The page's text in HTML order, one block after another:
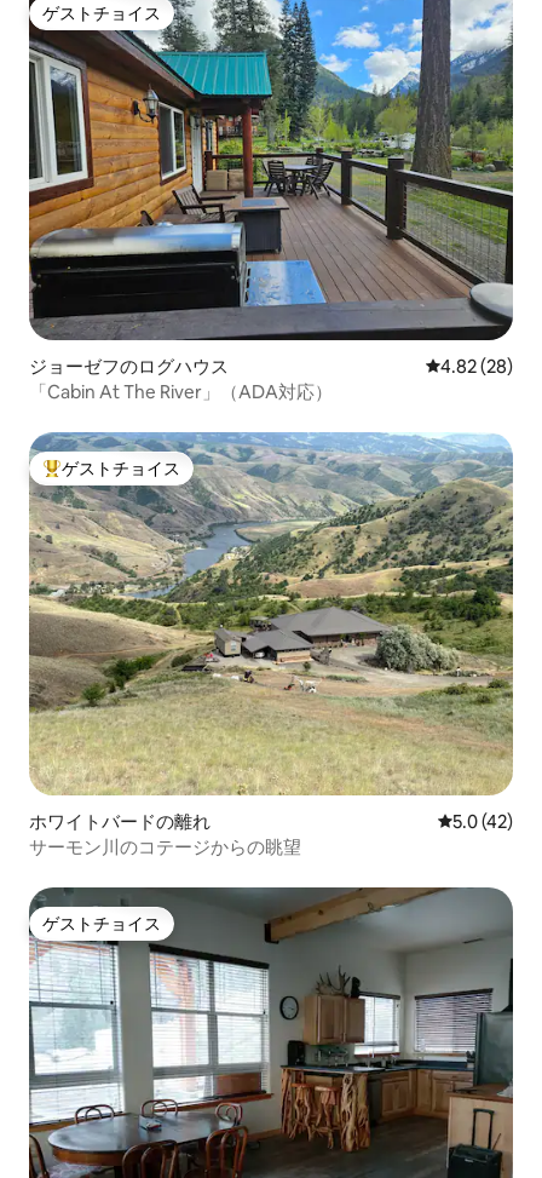
ゲストチョイス
ゲストチョイス
ジョーゼフのログハウス レビュー28
4.82 (28)
「Cabin At The River」（ADA対応）
大好評のゲストチョイスです。
ゲストチョイス
ホワイトバードの離れ レビュー42
5.0 (42)
サーモン川のコテージからの眺望
ゲストチョイス
ゲストチョイス